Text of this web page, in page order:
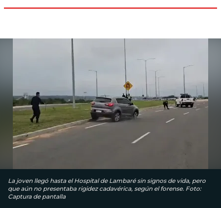
La joven llegó hasta el Hospital de Lambaré sin signos de vida, pero
que aún no presentaba rigidez cadavérica, según el forense. Foto:
Captura de pantalla